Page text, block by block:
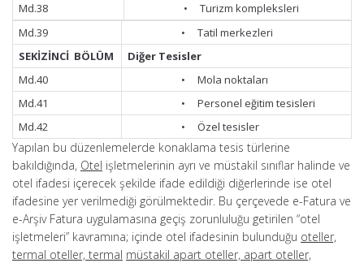
Md.38
• Turizm kompleksleri
Md.39
• Tatil merkezleri
SEKİZİNCİ BÖLÜM
Diğer Tesisler
Md.40
• Mola noktaları
Md.41
• Personel eğitim tesisleri
Md.42
• Özel tesisler
Yapılan bu düzenlemelerde konaklama tesis türlerine
bakıldığında, Otel işletmelerinin ayrı ve müstakil sınıflar halinde ve
otel ifadesi içerecek şekilde ifade edildiği diğerlerinde ise otel
ifadesine yer verilmediği görülmektedir. Bu çerçevede e-Fatura ve
e-Arşiv Fatura uygulamasına geçiş zorunluluğu getirilen “otel
işletmeleri” kavramına; içinde otel ifadesinin bulunduğu oteller,
termal oteller, termal müstakil apart oteller, apart oteller,